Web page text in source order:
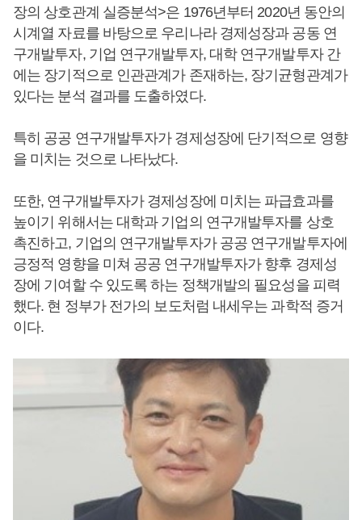
장의 상호관계 실증분석>은 1976년부터 2020년 동안의
시계열 자료를 바탕으로 우리나라 경제성장과 공동 연
구개발투자, 기업 연구개발투자, 대학 연구개발투자 간
에는 장기적으로 인관관계가 존재하는, 장기균형관계가
있다는 분석 결과를 도출하였다.
특히 공공 연구개발투자가 경제성장에 단기적으로 영향
을 미치는 것으로 나타났다.
또한, 연구개발투자가 경제성장에 미치는 파급효과를
높이기 위해서는 대학과 기업의 연구개발투자를 상호
촉진하고, 기업의 연구개발투자가 공공 연구개발투자에
긍정적 영향을 미쳐 공공 연구개발투자가 향후 경제성
장에 기여할 수 있도록 하는 정책개발의 필요성을 피력
했다. 현 정부가 전가의 보도처럼 내세우는 과학적 증거
이다.